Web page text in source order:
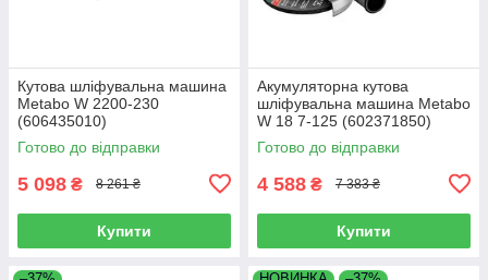
Кутова шліфувальна машина
Metabo W 2200-230
(606435010)
Готово до відправки
5 098 ₴ 8 261 ₴
Купити
Акумуляторна кутова
шліфувальна машина Metabo
W 18 7-125 (602371850)
Готово до відправки
4 588 ₴ 7 383 ₴
Купити